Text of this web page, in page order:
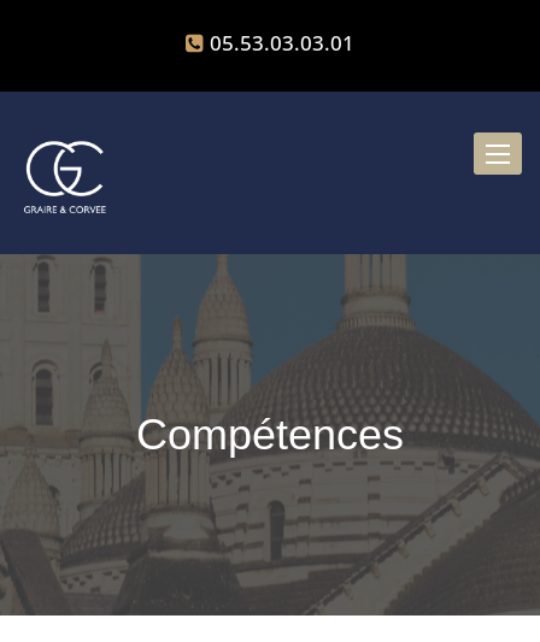
05.53.03.03.01
Toggle
Compétences